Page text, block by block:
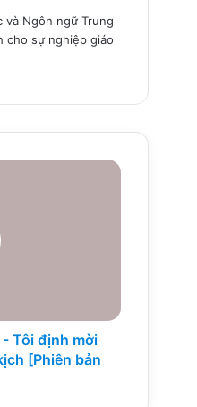
và Ngôn ngữ Trung
cho sự nghiệp giáo
- Tôi định mời
[Phiên bản